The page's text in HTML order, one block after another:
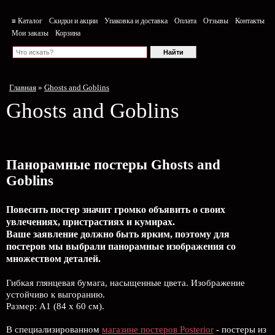
≡ Каталог Скидки и акции Упаковка и доставка Оплата Отзывы
Контакты
Мои заказы
Корзина
Главная » Ghosts and Goblins
Ghosts and Goblins
Панорамные постеры Ghosts and
Goblins
Повесить постер значит громко объявить о своих
увлечениях, пристрастиях и кумирах.
Ваше заявление должно быть ярким, поэтому для
постеров мы выбрали панорамные изображения со
множеством деталей.
Гибкая глянцевая бумага, насыщенные цвета. Изображение
устойчиво к выгоранию.
Размер: А1 (84 х 60 см).
В специализированном магазине постеров Posterior - постеры из